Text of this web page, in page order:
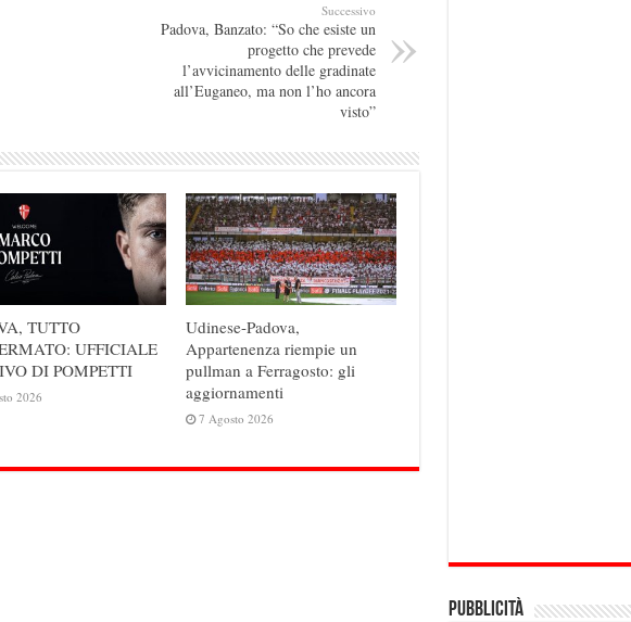
Successivo
Padova, Banzato: “So che esiste un
progetto che prevede
l’avvicinamento delle gradinate
all’Euganeo, ma non l’ho ancora
visto”
TUTTO
UFFICIALE
DI POMPETTI
2026
Udinese-Padova,
Appartenenza riempie un
pullman a Ferragosto: gli
aggiornamenti
7 Agosto 2026
Pubblicità